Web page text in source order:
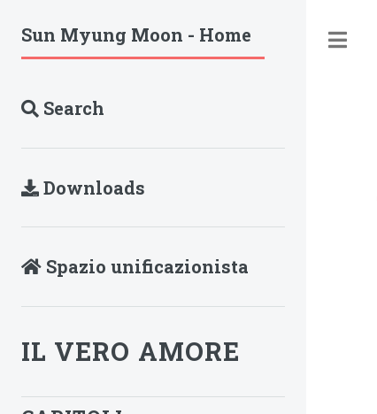
Sun Myung Moon - Home
Search
Downloads
Spazio unificazionista
IL VERO AMORE